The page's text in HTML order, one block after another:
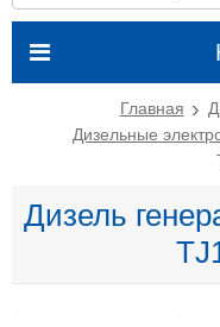
Главная
Дизельные
Дизель